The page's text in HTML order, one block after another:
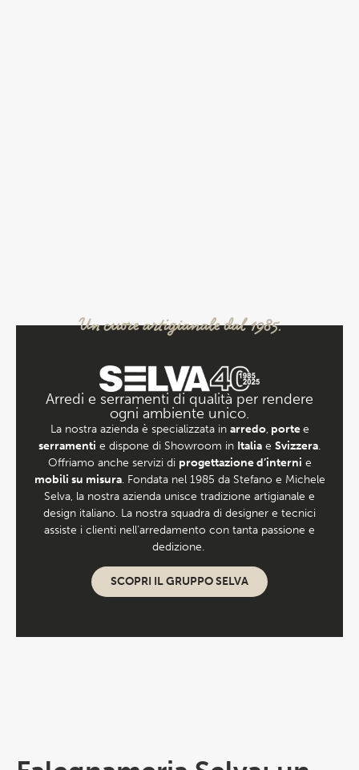
Un cuore artigianale dal 1985.
Arredi e serramenti di qualità per rendere
ogni ambiente unico.
La nostra azienda è specializzata in arredo,portee
serramenti e dispone di Showroom in Italia e Svizzera.
Offriamo anche servizi di progettazione d’interni e
mobili su misura. Fondata nel 1985 da Stefano e Michele
Selva, la nostra azienda unisce tradizione artigianale e
design italiano. La nostra squadra di designer e tecnici
assiste i clienti nell’arredamento con tanta passione e
dedizione.
SCOPRI IL GRUPPO SELVA